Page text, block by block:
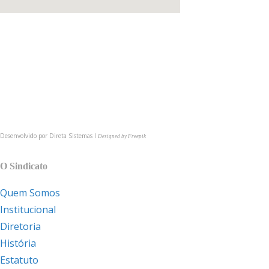
Desenvolvido por Direta Sistemas I Designed by Freepik
MAPA DO SITE
O Sindicato
Quem Somos
Institucional
Diretoria
História
Estatuto